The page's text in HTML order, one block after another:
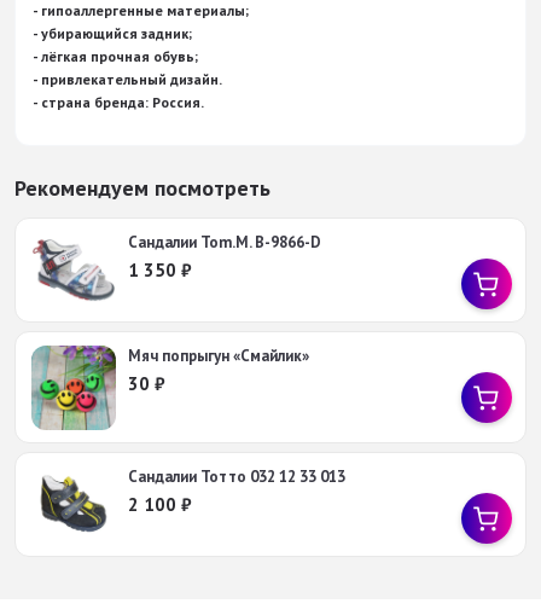
- гипоаллергенные материалы;
- убирающийся задник;
- лёгкая прочная обувь;
- привлекательный дизайн.
- страна бренда: Россия.
Рекомендуем посмотреть
Сандалии Tom.M. B-9866-D
1 350 ₽
Мяч попрыгун «Смайлик»
30 ₽
Сандалии Тотто 032 12 33 013
2 100 ₽